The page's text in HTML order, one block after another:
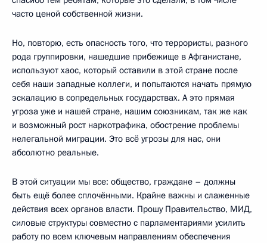
часто ценой собственной жизни.
Но, повторю, есть опасность того, что террористы, разного
рода группировки, нашедшие прибежище в Афганистане,
используют хаос, который оставили в этой стране после
себя наши западные коллеги, и попытаются начать прямую
эскалацию в сопредельных государствах. А это прямая
угроза уже и нашей стране, нашим союзникам, так же как
и возможный рост наркотрафика, обострение проблемы
нелегальной миграции. Это всё угрозы для нас, они
абсолютно реальные.
В этой ситуации мы все: общество, граждане – должны
быть ещё более сплочёнными. Крайне важны и слаженные
действия всех органов власти. Прошу Правительство, МИД,
силовые структуры совместно с парламентариями усилить
работу по всем ключевым направлениям обеспечения